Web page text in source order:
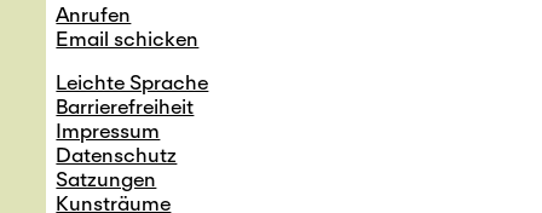
Anrufen
Email schicken
Leichte Sprache
Barrierefreiheit
Impressum
Datenschutz
Satzungen
Kunsträume